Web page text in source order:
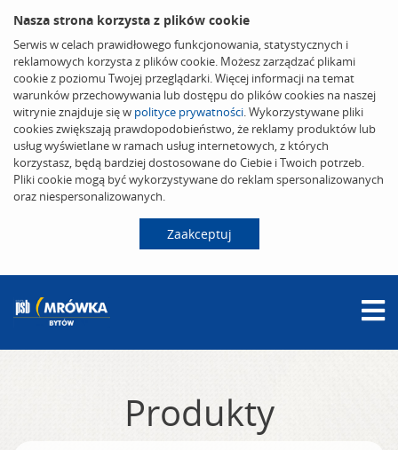
Nasza strona korzysta z plików cookie
Serwis w celach prawidłowego funkcjonowania, statystycznych i
reklamowych korzysta z plików cookie. Możesz zarządzać plikami
cookie z poziomu Twojej przeglądarki. Więcej informacji na temat
warunków przechowywania lub dostępu do plików cookies na naszej
witrynie znajduje się w polityce prywatności. Wykorzystywane pliki
cookies zwiększają prawdopodobieństwo, że reklamy produktów lub
usług wyświetlane w ramach usług internetowych, z których
korzystasz, będą bardziej dostosowane do Ciebie i Twoich potrzeb.
Pliki cookie mogą być wykorzystywane do reklam spersonalizowanych
oraz niespersonalizowanych.
Zaakceptuj
Produkty